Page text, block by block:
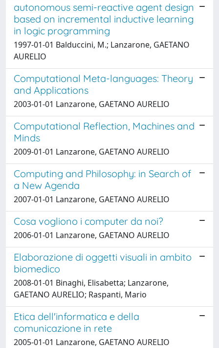
autonomous semi-reactive agent design
based on incremental inductive learning
in logic programming
1997-01-01 Balduccini, M.; Lanzarone, GAETANO
AURELIO
Computational Meta-languages: Theory
and Applications
2003-01-01 Lanzarone, GAETANO AURELIO
Computational Reflection, Machines and
Minds
2009-01-01 Lanzarone, GAETANO AURELIO
Computing and Philosophy: in Search of
a New Agenda
2007-01-01 Lanzarone, GAETANO AURELIO
Cosa vogliono i computer da noi?
2006-01-01 Lanzarone, GAETANO AURELIO
Elaborazione di oggetti visuali in ambito
biomedico
2008-01-01 Binaghi, Elisabetta; Lanzarone,
GAETANO AURELIO; Raspanti, Mario
Etica dell'informatica e della
comunicazione in rete
2005-01-01 Lanzarone, GAETANO AURELIO